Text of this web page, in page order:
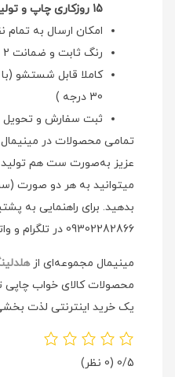
15 روزکاری چاپ و تولید می‌شود.
امکان ارسال به تمام
رنگ ثابت و ضمانت 2 ساله چاپ
کاملا قابل شستشو
30 درجه )
ثبت سفارش و
تمامی محصولات در
عزیز به‌صورت ست هم
میتوانید به هر دو
بدهید. برای راهنمایی به
09302282866 در تلگرام و واتساپ پیام بدهید.
مینیمال مجموعه‌ای از
محصولات کالای خواب چاپی
یک خرید اینترنتی لذت
0/5 (0 نظر)